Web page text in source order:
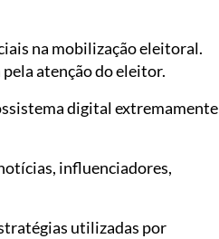
na mobilização eleitoral.
atenção do eleitor.
digital extremamente
influenciadores,
utilizadas por